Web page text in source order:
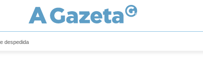
despedida